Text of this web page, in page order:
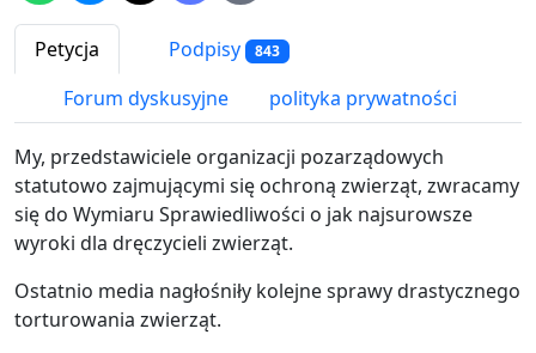
Petycja Podpisy 843
Forum dyskusyjne polityka prywatności
My, przedstawiciele organizacji pozarządowych
statutowo zajmującymi się ochroną zwierząt, zwracamy
się do Wymiaru Sprawiedliwości o jak najsurowsze
wyroki dla dręczycieli zwierząt.
Ostatnio media nagłośniły kolejne sprawy drastycznego
torturowania zwierząt.